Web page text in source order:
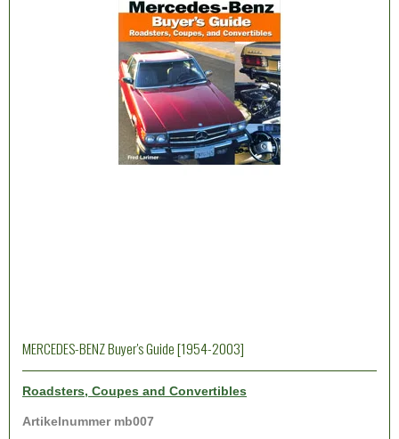
MERCEDES-BENZ Buyer's Guide [1954-2003]
Roadsters, Coupes and Convertibles
Artikelnummer mb007